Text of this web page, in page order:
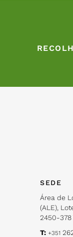
SEDE
Área de
(ALE),
2450-378
T: +351